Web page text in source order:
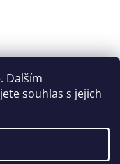
Dalším
souhlas s jejich